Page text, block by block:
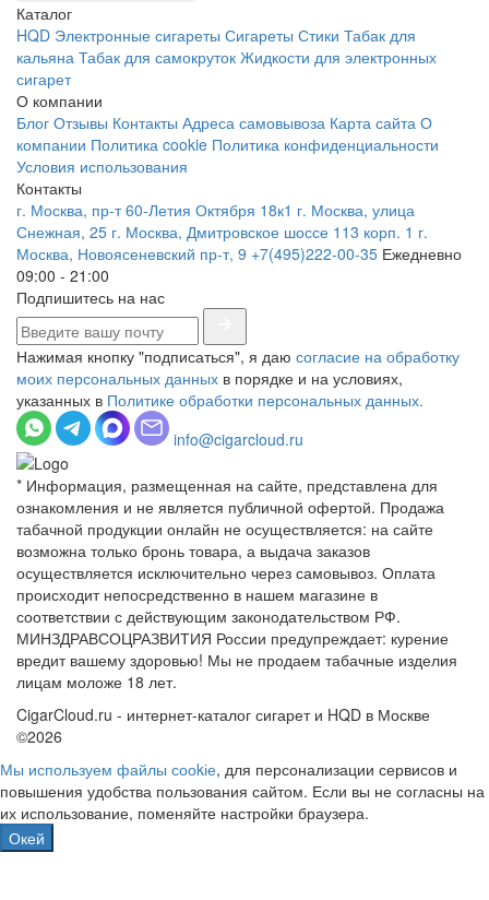
Каталог
HQD Электронные сигареты Сигареты Стики Табак для
кальяна Табак для самокруток Жидкости для электронных
сигарет
О компании
Блог Отзывы Контакты Адреса самовывоза Карта сайта О
компании Политика cookie Политика конфиденциальности
Условия использования
Контакты
г. Москва, пр-т 60-Летия Октября 18к1 г. Москва, улица
Снежная, 25 г. Москва, Дмитровское шоссе 113 корп. 1 г.
Москва, Новоясеневский пр-т, 9 +7(495)222-00-35 Ежедневно
09:00 - 21:00
Подпишитесь на нас
Нажимая кнопку "подписаться", я даю согласие на обработку
моих персональных данных в порядке и на условиях,
указанных в Политике обработки персональных данных.
info@cigarcloud.ru
* Информация, размещенная на сайте, представлена для
ознакомления и не является публичной офертой. Продажа
табачной продукции онлайн не осуществляется: на сайте
возможна только бронь товара, а выдача заказов
осуществляется исключительно через самовывоз. Оплата
происходит непосредственно в нашем магазине в
соответствии с действующим законодательством РФ.
МИНЗДРАВСОЦРАЗВИТИЯ России предупреждает: курение
вредит вашему здоровью! Мы не продаем табачные изделия
лицам моложе 18 лет.
CigarCloud.ru - интернет-каталог сигарет и HQD в Москве
©2026
Мы используем файлы сооkіе, для персонализации сервисов и
повышения удобства пользования сайтом. Если вы не согласны на
их использование, поменяйте настройки браузера.
Окей